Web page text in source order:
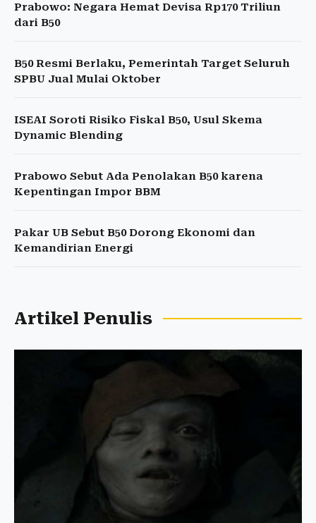
Prabowo: Negara Hemat Devisa Rp170 Triliun
dari B50
B50 Resmi Berlaku, Pemerintah Target Seluruh
SPBU Jual Mulai Oktober
ISEAI Soroti Risiko Fiskal B50, Usul Skema
Dynamic Blending
Prabowo Sebut Ada Penolakan B50 karena
Kepentingan Impor BBM
Pakar UB Sebut B50 Dorong Ekonomi dan
Kemandirian Energi
Artikel Penulis